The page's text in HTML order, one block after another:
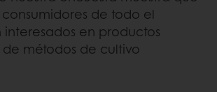
consumidores de todo el
en productos
métodos de cultivo